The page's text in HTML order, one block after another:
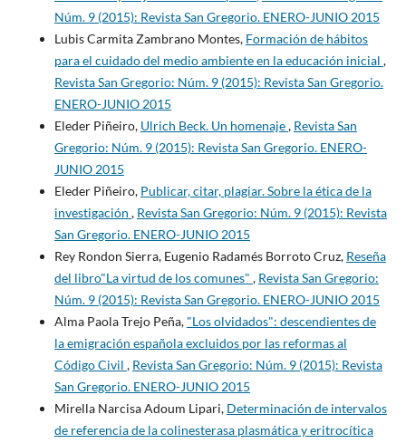
Núm. 9 (2015): Revista San Gregorio. ENERO-JUNIO 2015
Lubis Carmita Zambrano Montes, Formación de hábitos
para el cuidado del medio ambiente en la educación inicial ,
Revista San Gregorio: Núm. 9 (2015): Revista San Gregorio.
ENERO-JUNIO 2015
Eleder Piñeiro, Ulrich Beck. Un homenaje, Revista San
Gregorio: Núm. 9 (2015): Revista San Gregorio. ENERO-
JUNIO 2015
Eleder Piñeiro, Publicar, citar, plagiar. Sobre la ética de la
investigación , Revista San Gregorio: Núm. 9 (2015): Revista
San Gregorio. ENERO-JUNIO 2015
Rey Rondon Sierra, Eugenio Radamés Borroto Cruz, Reseña
del libro"La virtud de los comunes" , Revista San Gregorio:
Núm. 9 (2015): Revista San Gregorio. ENERO-JUNIO 2015
Alma Paola Trejo Peña, "Los olvidados": descendientes de
la emigración española excluidos por las reformas al
Código Civil , Revista San Gregorio: Núm. 9 (2015): Revista
San Gregorio. ENERO-JUNIO 2015
Mirella Narcisa Adoum Lipari, Determinación de intervalos
de referencia de la colinesterasa plasmática y eritrocítica